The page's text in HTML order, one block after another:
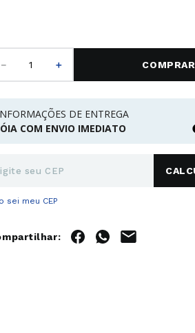
＋ COMPRAR
DE ENTREGA
COM ENVIO IMEDIATO
sei meu CEP